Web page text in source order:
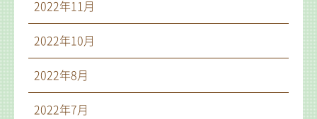
2022年11月
2022年10月
2022年8月
2022年7月